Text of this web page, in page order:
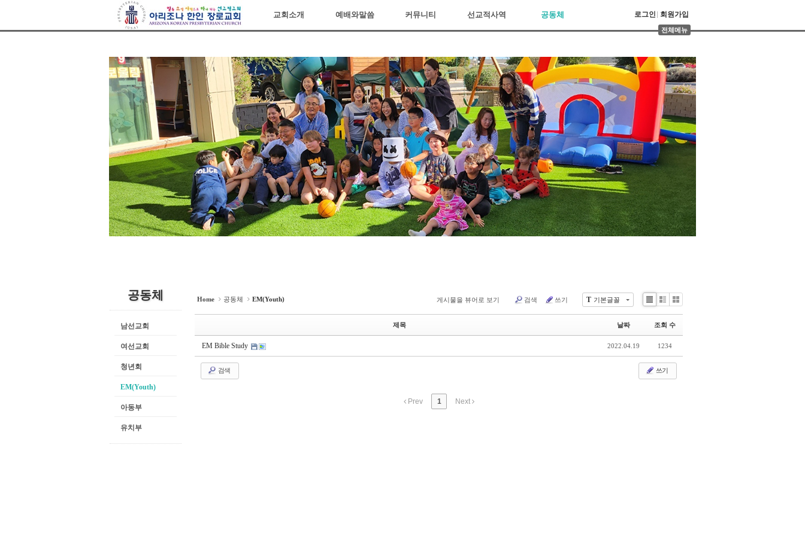
교회소개 예배와말씀 커뮤니티 선교적사역 공동체 로그인 회원가입
전체메뉴
공동체
남선교회
여선교회
청년회
EM(Youth)
아동부
유치부
Home 공동체 EM(Youth) T 기본글꼴
게시물을 뷰어로 보기 검색 쓰기
Li
Zi
e
G
le
제목 날짜 조회 수
EM Bible Study 2022.04.19 1234
검색 쓰기
Prev 1 Next
Sketchbook5, 스케치북5
Sketchbook5, 스케치북5
Sketchbook5, 스케치북5
Sketchbook5, 스케치북5